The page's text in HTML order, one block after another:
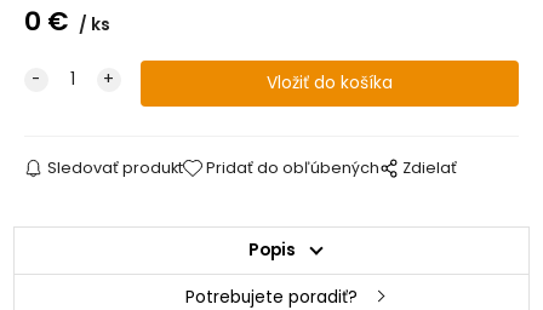
0 € ks
Sledovať produkt Pridať do obľúbených Zdielať
Popis
Potrebujete poradiť?